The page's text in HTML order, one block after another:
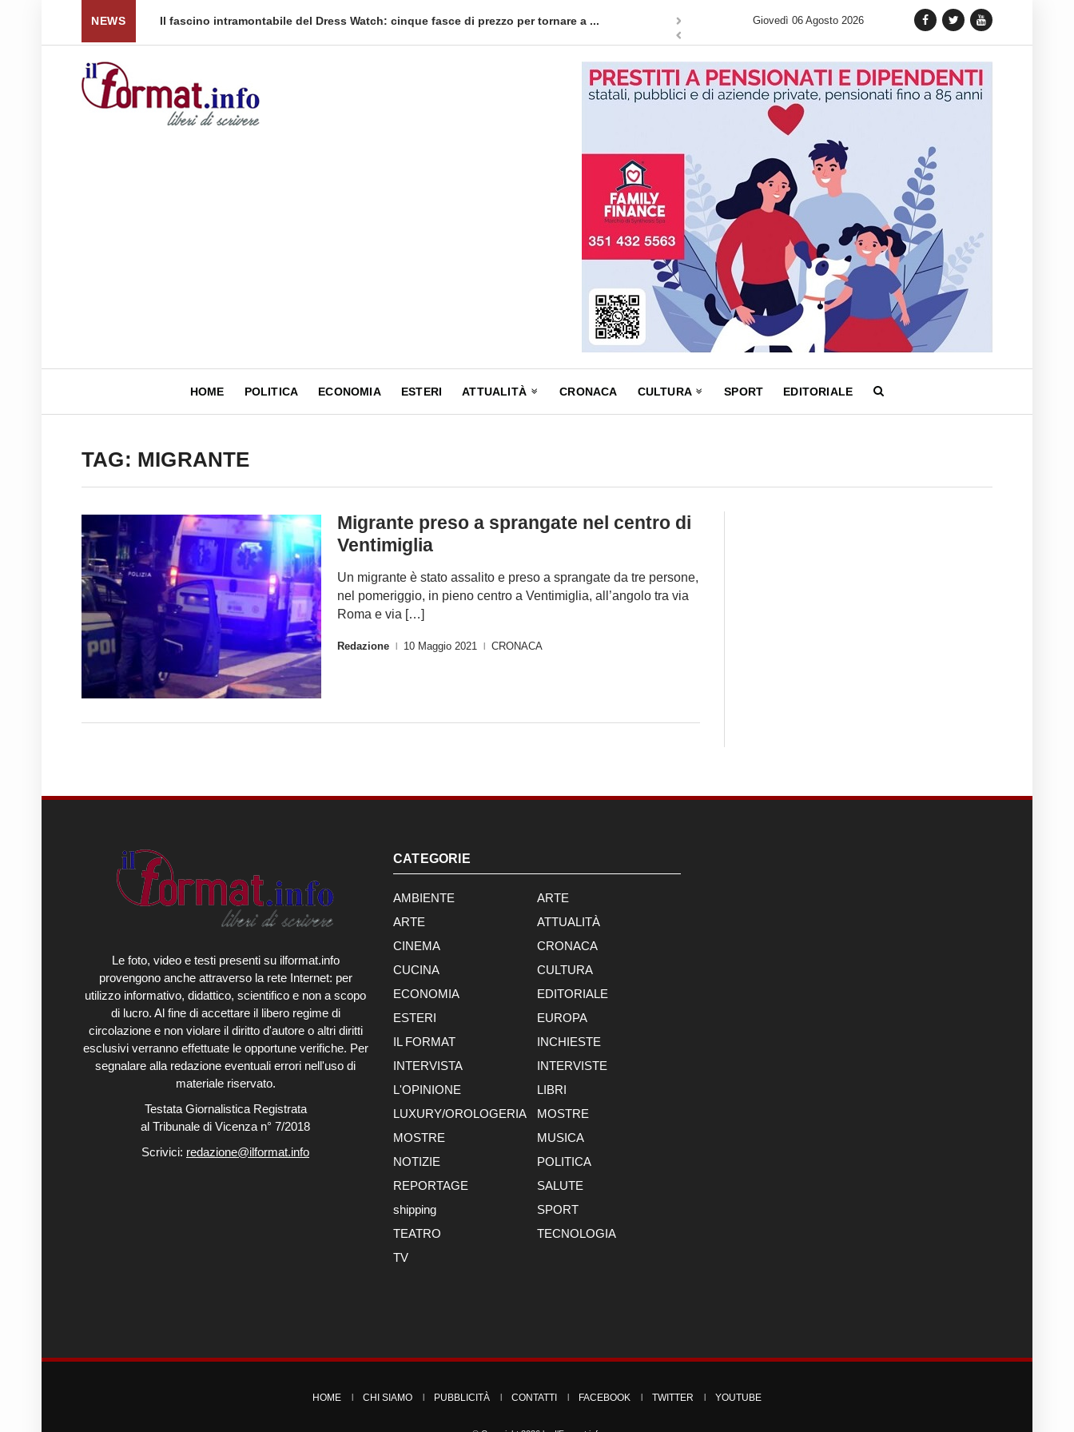
NEWS
Il fascino intramontabile del Dress Watch: cinque fasce di prezzo per tornare a ... Quellidipiazzaaffari lancia un nuovo appuntamento in terra siciliana: Quellidipiazzatrinità
Giovedì 06 Agosto 2026
HOME POLITICA ECONOMIA ESTERI ATTUALITÀ CRONACA CULTURA SPORT EDITORIALE
TAG: MIGRANTE
Migrante preso a sprangate nel centro di
Ventimiglia
Un migrante è stato assalito e preso a sprangate da tre persone,
nel pomeriggio, in pieno centro a Ventimiglia, all’angolo tra via
Roma e via […]
Redazione 10 Maggio 2021 CRONACA
Le foto, video e testi presenti su ilformat.info
provengono anche attraverso la rete Internet: per
utilizzo informativo, didattico, scientifico e non a scopo
di lucro. Al fine di accettare il libero regime di
circolazione e non violare il diritto d'autore o altri diritti
esclusivi verranno effettuate le opportune verifiche. Per
segnalare alla redazione eventuali errori nell'uso di
materiale riservato.
Testata Giornalistica Registrata
al Tribunale di Vicenza n° 7/2018
Scrivici: redazione@ilformat.info
CATEGORIE
AMBIENTE
ARTE
ARTE
ATTUALITÀ
CINEMA
CRONACA
CUCINA
CULTURA
ECONOMIA
EDITORIALE
ESTERI
EUROPA
IL FORMAT
INCHIESTE
INTERVISTA
INTERVISTE
L'OPINIONE
LIBRI
LUXURY/OROLOGERIA
MOSTRE
MOSTRE
MUSICA
NOTIZIE
POLITICA
REPORTAGE
SALUTE
shipping
SPORT
TEATRO
TECNOLOGIA
TV
HOME CHI SIAMO PUBBLICITÀ CONTATTI FACEBOOK TWITTER YOUTUBE